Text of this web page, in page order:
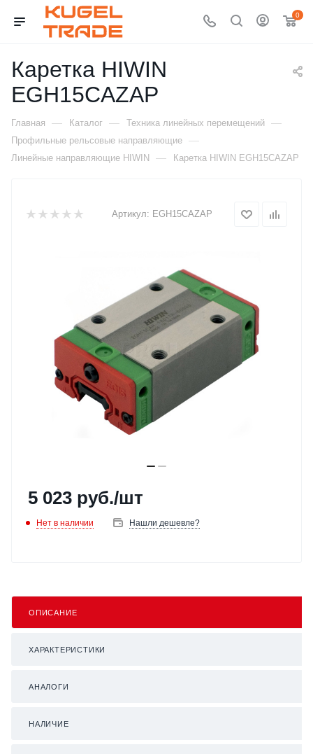
0
Каретка HIWIN
EGH15CAZAP
Главная — Каталог — Техника линейных перемещений —
Профильные рельсовые направляющие —
Линейные направляющие HIWIN — Каретка HIWIN EGH15CAZAP
Артикул: EGH15CAZAP
5 023 руб./шт
Нет в наличии Нашли дешевле?
ОПИСАНИЕ
ХАРАКТЕРИСТИКИ
АНАЛОГИ
НАЛИЧИЕ